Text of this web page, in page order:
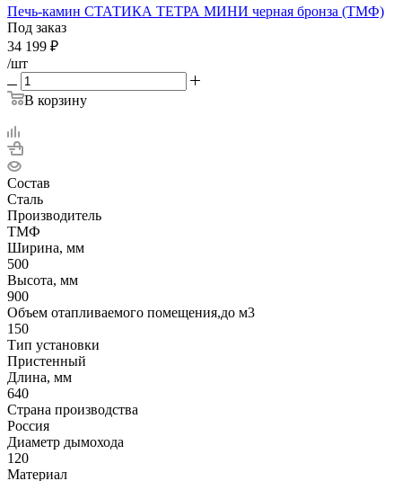
Печь-камин СТАТИКА ТЕТРА МИНИ черная бронза (ТМФ)
Под заказ
34 199 ₽
/шт
В корзину
Состав
Сталь
Производитель
ТМФ
Ширина, мм
500
Высота, мм
900
Объем отапливаемого помещения,до м3
150
Тип установки
Пристенный
Длина, мм
640
Страна производства
Россия
Диаметр дымохода
120
Материал